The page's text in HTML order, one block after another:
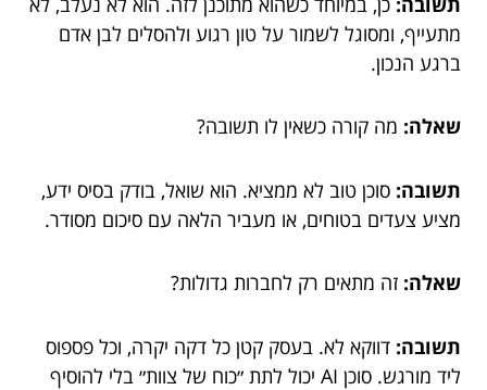
מתעייף, ומסוגל לשמור על טון רגוע ולהסלים לבן אדם
ברגע הנכון.
שאלה: מה קורה כשאין לו תשובה?
תשובה: סוכן טוב לא ממציא. הוא שואל, בודק בסיס ידע,
מציע צעדים בטוחים, או מעביר הלאה עם סיכום מסודר.
שאלה: זה מתאים רק לחברות גדולות?
תשובה: דווקא לא. בעסק קטן כל דקה יקרה, וכל פספוס
ליד מורגש. סוכן AI יכול לתת ״כוח של צוות״ בלי להוסיף